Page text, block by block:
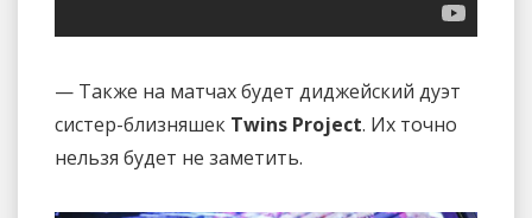
— Также на матчах будет диджейский дуэт
систер-близняшек Twins Project. Их точно
нельзя будет не заметить.